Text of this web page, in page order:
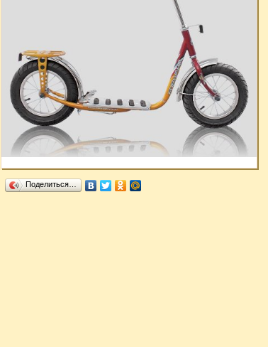
Поделиться…